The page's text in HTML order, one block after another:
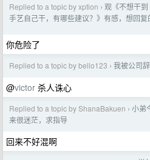
Replied to a topic by xption › 观《不想干
手艺自己干，有哪些建议？》有感，想回
你危险了
Replied to a topic by bello123 › 我被公司
@victor 杀人诛心
Replied to a topic by ShanaBakuen › 小弟
来很迷茫，求指导
回来不好混啊